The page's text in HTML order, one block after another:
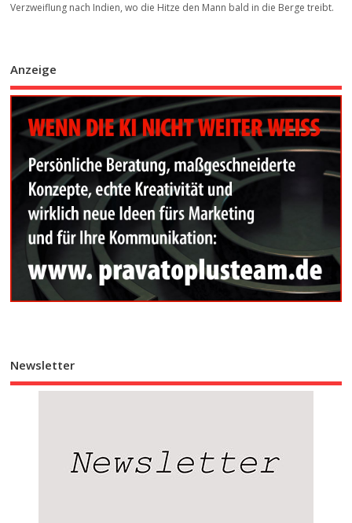
Verzweiflung nach Indien, wo die Hitze den Mann bald in die Berge treibt.
Anzeige
Newsletter